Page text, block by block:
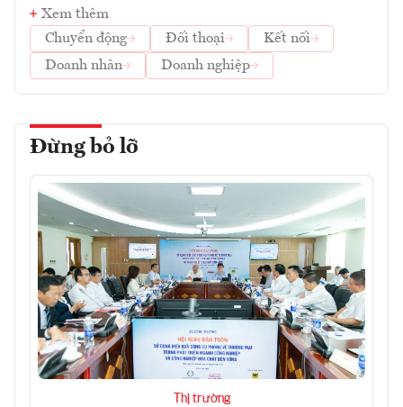
Xem thêm
Chuyển động
Đối thoại
Kết nối
Doanh nhân
Doanh nghiệp
Đừng bỏ lỡ
Thị trường